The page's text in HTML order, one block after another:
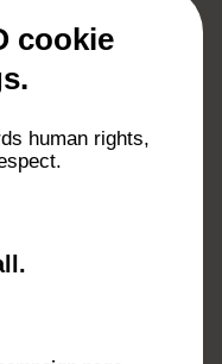
cookie
human rights,
a.